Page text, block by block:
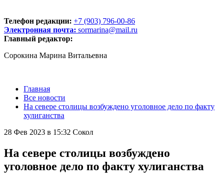
Телефон редакции: +7 (903) 796-00-86
Электронная почта: sormarina@mail.ru
Главный редактор:
Сорокина Марина Витальевна
Главная
Все новости
На севере столицы возбуждено уголовное дело по факту
хулиганства
28 Фев 2023 в 15:32 Сокол
На севере столицы возбуждено
уголовное дело по факту хулиганства